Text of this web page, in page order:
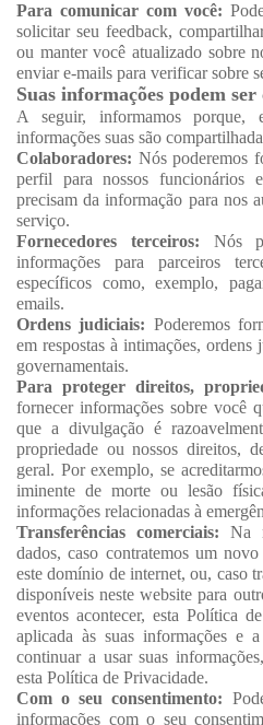
Para comunicar com você:
solicitar seu feedback,
ou manter você atualizado sobre
enviar e-mails para verificar sobre
Suas informações podem
A seguir, informamos porque,
informações suas são
Colaboradores: Nós poderemos
perfil para nossos funcionários
precisam da informação para nos
serviço.
Fornecedores terceiros: Nós
informações para parceiros
específicos como, exemplo,
emails.
Ordens judiciais: Poderemos
em respostas à intimações,
governamentais.
Para proteger direitos,
fornecer informações sobre você
que a divulgação é
propriedade ou nossos direitos,
geral. Por exemplo, se
iminente de morte ou lesão
informações relacionadas à
Transferências comerciais: Na
dados, caso contratemos um
este domínio de internet, ou, caso
disponíveis neste website para
eventos acontecer, esta Política
aplicada às suas informações e
continuar a usar suas
esta Política de Privacidade.
Com o seu consentimento:
informações com o seu